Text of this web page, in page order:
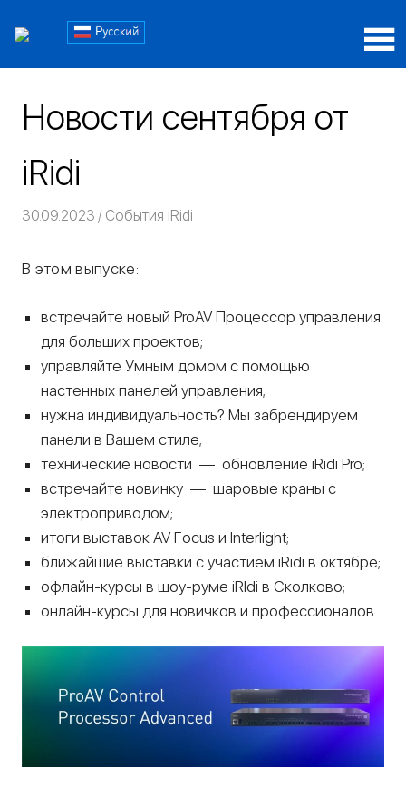
содержимому
Блог
Новости сентября от
iRidi
30.09.2023 Команда iRidium mobile
События iRidi
В этом выпуске:
встречайте новый ProAV Процессор управления
для больших проектов;
управляйте Умным домом с помощью
настенных панелей управления;
нужна индивидуальность? Мы забрендируем
панели в Вашем стиле;
технические новости — обновление iRidi Pro;
встречайте новинку — шаровые краны с
электроприводом;
итоги выставок AV Focus и Interlight;
ближайшие выставки с участием iRidi в октябре;
офлайн-курсы в шоу-руме iRIdi в Сколково;
онлайн-курсы для новичков и профессионалов.